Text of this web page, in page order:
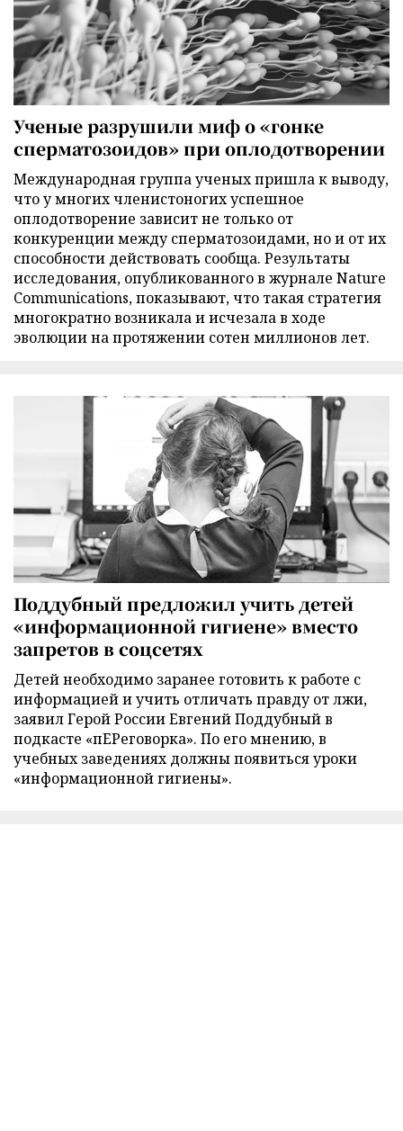
Ученые разрушили миф о «гонке
сперматозоидов» при оплодотворении
Международная группа ученых пришла к выводу,
что у многих членистоногих успешное
оплодотворение зависит не только от
конкуренции между сперматозоидами, но и от их
способности действовать сообща. Результаты
исследования, опубликованного в журнале Nature
Communications, показывают, что такая стратегия
многократно возникала и исчезала в ходе
эволюции на протяжении сотен миллионов лет.
Поддубный предложил учить детей
«информационной гигиене» вместо
запретов в соцсетях
Детей необходимо заранее готовить к работе с
информацией и учить отличать правду от лжи,
заявил Герой России Евгений Поддубный в
подкасте «пЕРеговорка». По его мнению, в
учебных заведениях должны появиться уроки
«информационной гигиены».